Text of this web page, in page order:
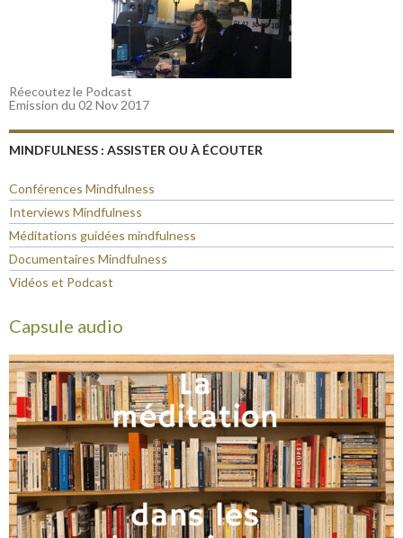
Réecoutez le Podcast
Emission du 02 Nov 2017
MINDFULNESS : ASSISTER OU À ÉCOUTER
Conférences Mindfulness
Interviews Mindfulness
Méditations guidées mindfulness
Documentaires Mindfulness
Vidéos et Podcast
Capsule audio